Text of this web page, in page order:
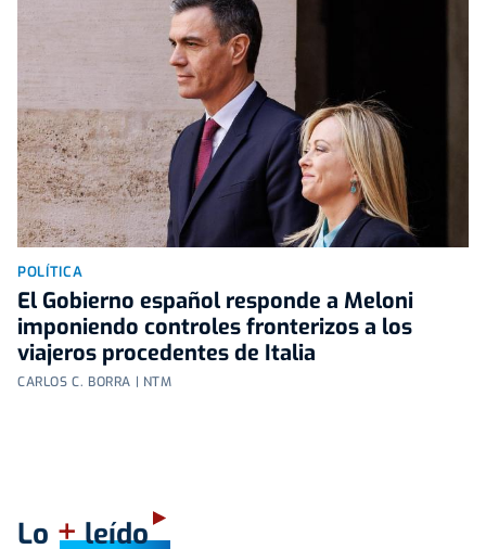
POLÍTICA
El Gobierno español responde a Meloni
imponiendo controles fronterizos a los
viajeros procedentes de Italia
CARLOS C. BORRA | NTM
Lo +leído